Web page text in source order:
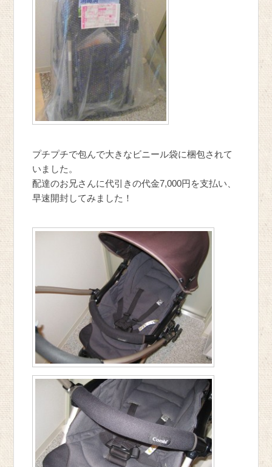
プチプチで包んで大きなビニール袋に梱包されて
いました。
配達のお兄さんに代引きの代金7,000円を支払い、
早速開封してみました！